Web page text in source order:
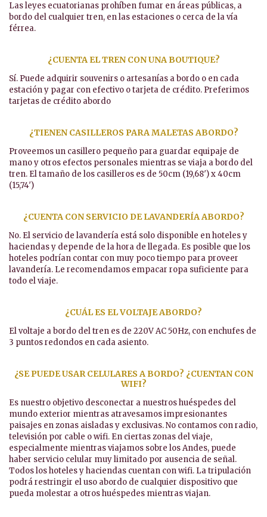
Las leyes ecuatorianas prohíben fumar en áreas públicas, a
bordo del cualquier tren, en las estaciones o cerca de la vía
férrea.
¿CUENTA EL TREN CON UNA BOUTIQUE?
Sí. Puede adquirir souvenirs o artesanías a bordo o en cada
estación y pagar con efectivo o tarjeta de crédito. Preferimos
tarjetas de crédito abordo
¿TIENEN CASILLEROS PARA MALETAS ABORDO?
Proveemos un casillero pequeño para guardar equipaje de
mano y otros efectos personales mientras se viaja a bordo del
tren. El tamaño de los casilleros es de 50cm (19,68′) x 40cm
(15,74′)
¿CUENTA CON SERVICIO DE LAVANDERÍA ABORDO?
No. El servicio de lavandería está solo disponible en hoteles y
haciendas y depende de la hora de llegada. Es posible que los
hoteles podrían contar con muy poco tiempo para proveer
lavandería. Le recomendamos empacar ropa suficiente para
todo el viaje.
¿CUÁL ES EL VOLTAJE ABORDO?
El voltaje a bordo del tren es de 220V AC 50Hz, con enchufes de
3 puntos redondos en cada asiento.
¿SE PUEDE USAR CELULARES A BORDO? ¿CUENTAN CON
WIFI?
Es nuestro objetivo desconectar a nuestros huéspedes del
mundo exterior mientras atravesamos impresionantes
paisajes en zonas aisladas y exclusivas. No contamos con radio,
televisión por cable o wifi. En ciertas zonas del viaje,
especialmente mientras viajamos sobre los Andes, puede
haber servicio celular muy limitado por ausencia de señal.
Todos los hoteles y haciendas cuentan con wifi. La tripulación
podrá restringir el uso abordo de cualquier dispositivo que
pueda molestar a otros huéspedes mientras viajan.